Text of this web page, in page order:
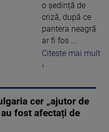
o ședință de
criză, după ce
pantera neagră
ar fi fos ...
Citeste mai mult
›
cer „ajutor de
fost afectați de